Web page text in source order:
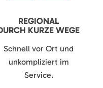
REGIONAL
KURZE WEGE
Schnell vor Ort und
unkompliziert im
Service.